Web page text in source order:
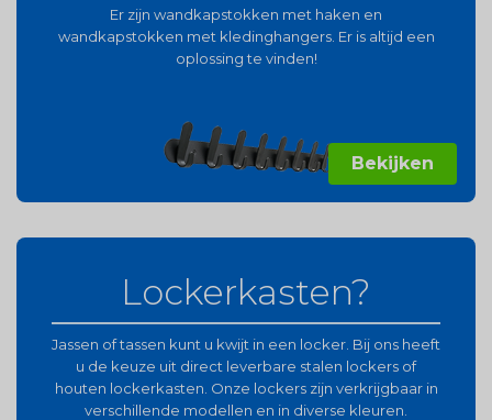
Er zijn wandkapstokken met haken en
wandkapstokken met kledinghangers. Er is altijd een
oplossing te vinden!
Bekijken
Lockerkasten?
Jassen of tassen kunt u kwijt in een locker. Bij ons heeft
u de keuze uit direct leverbare stalen lockers of
houten lockerkasten. Onze lockers zijn verkrijgbaar in
verschillende modellen en in diverse kleuren.